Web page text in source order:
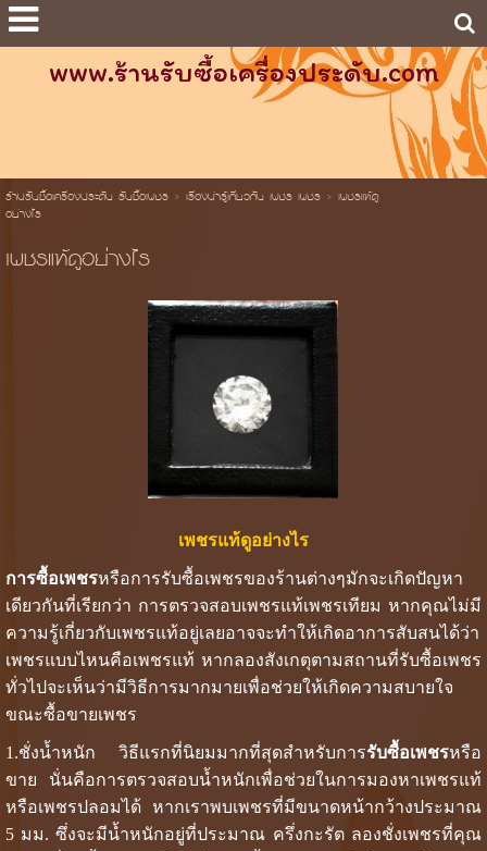
www.ร้านรับซื้อเครื่องประดับ.com
ร้านรับซื้อเครื่องประดับ รับซื้อเพชร> เรื่องน่ารู้เกี่ยวกับ เพชร เพชร> เพชรแท้ดู
อย่างไร
เพชรแท้ดูอย่างไร
เพชรแท้ดูอย่างไร
การซื้อเพชรหรือการรับซื้อเพชรของร้านต่างๆมักจะเกิดปัญหา
เดียวกันที่เรียกว่า การตรวจสอบเพชรแท้เพชรเทียม หากคุณไม่มี
ความรู้เกี่ยวกับเพชรแท้อยู่เลยอาจจะทำให้เกิดอาการสับสนได้ว่า
เพชรแบบไหนคือเพชรแท้ หากลองสังเกตุตามสถานที่รับซื้อเพชร
ทั่วไปจะเห็นว่ามีวิธีการมากมายเพื่อช่วยให้เกิดความสบายใจ
ขณะซื้อขายเพชร
1.ชั่งน้ำหนัก วิธีแรกที่นิยมมากที่สุดสำหรับการรับซื้อเพชรหรือ
ขาย นั่นคือการตรวจสอบน้ำหนักเพื่อช่วยในการมองหาเพชรแท้
หรือเพชรปลอมได้ หากเราพบเพชรที่มีขนาดหน้ากว้างประมาณ
5 มม. ซึ่งจะมีน้ำหนักอยู่ที่ประมาณ ครึ่งกะรัต ลองชั่งเพชรที่คุณ